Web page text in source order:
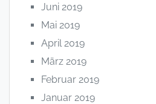
Juni 2019
Mai 2019
April 2019
März 2019
Februar 2019
Januar 2019